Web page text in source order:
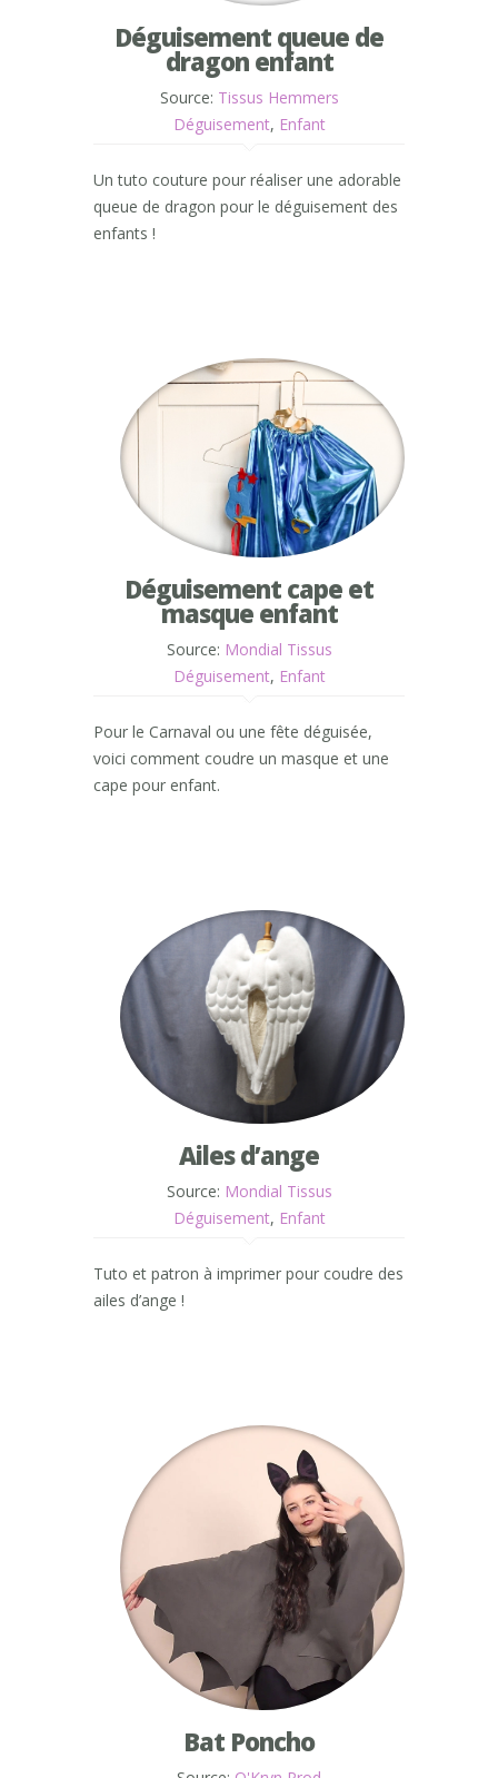
Déguisement queue de
dragon enfant
Source: Tissus Hemmers
Déguisement, Enfant
Un tuto couture pour réaliser une adorable
queue de dragon pour le déguisement des
enfants !
Déguisement cape et
masque enfant
Source: Mondial Tissus
Déguisement, Enfant
Pour le Carnaval ou une fête déguisée,
voici comment coudre un masque et une
cape pour enfant.
Ailes d’ange
Source: Mondial Tissus
Déguisement, Enfant
Tuto et patron à imprimer pour coudre des
ailes d’ange !
Bat Poncho